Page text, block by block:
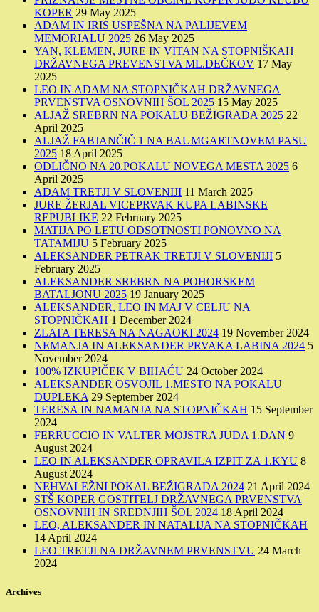
KOPER 29 May 2025
ADAM IN IRIS USPEŠNA NA PALIJEVEM
MEMORIALU 2025 26 May 2025
YAN, KLEMEN, JURE IN VITAN NA STOPNIŠKAH
DRŽAVNEGA PREVENSTVA ML.DEČKOV 17 May
2025
LEO IN ADAM NA STOPNIČKAH DRŽAVNEGA
PRVENSTVA OSNOVNIH ŠOL 2025 15 May 2025
ALJAŽ SREBRN NA POKALU BEŽIGRADA 2025 22
April 2025
ALJAŽ FABJANČIČ 1 NA BAUMGARTNOVEM PASU
2025 18 April 2025
ODLIČNO NA 20.POKALU NOVEGA MESTA 2025 6
April 2025
ADAM TRETJI V SLOVENIJI 11 March 2025
JURE ŽERJAL VICEPRVAK KUPA LABINSKE
REPUBLIKE 22 February 2025
MATIJA PO LETU ODSOTNOSTI PONOVNO NA
TATAMIJU 5 February 2025
ALEKSANDER PETRAK TRETJI V SLOVENIJI 5
February 2025
ALEKSANDER SREBRN NA POHORSKEM
BATALJONU 2025 19 January 2025
ALEKSANDER, LEO IN MAJ V CELJU NA
STOPNIČKAH 1 December 2024
ZLATA TERESA NA NAGAOKI 2024 19 November 2024
NEMANJA IN ALEKSANDER PRVAKA LABINA 2024 5
November 2024
100% IZKUPIČEK V BIHAĆU 24 October 2024
ALEKSANDER OSVOJIL 1.MESTO NA POKALU
DUPLEKA 29 September 2024
TERESA IN NAMANJA NA STOPNIČKAH 15 September
2024
FERRUCCIO IN VALTER MOJSTRA JUDA 1.DAN 9
August 2024
LEO IN ALEKSANDER OPRAVILA IZPIT ZA 1.KYU 8
August 2024
NEHVALEŽNI POKAL BEŽIGRADA 2024 21 April 2024
STŠ KOPER GOSTITELJ DRŽAVNEGA PRVENSTVA
OSNOVNIH IN SREDNJIH ŠOL 2024 18 April 2024
LEO, ALEKSANDER IN NATALIJA NA STOPNIČKAH
14 April 2024
LEO TRETJI NA DRŽAVNEM PRVENSTVU 24 March
2024
Archives